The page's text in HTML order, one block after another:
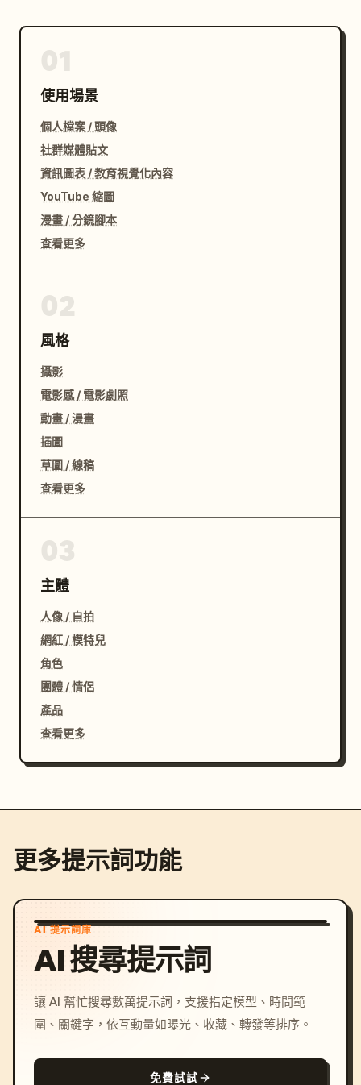
使用場景
個人檔案 / 頭像
社群媒體貼文
資訊圖表 / 教育視覺化內容
YouTube 縮圖
漫畫 / 分鏡腳本
查看更多
風格
攝影
電影感 / 電影劇照
動畫 / 漫畫
插圖
草圖 / 線稿
查看更多
主體
人像 / 自拍
網紅 / 模特兒
角色
團體 / 情侶
產品
查看更多
更多提示詞功能
AI 提示詞庫
AI 搜尋提示詞
讓 AI 幫忙搜尋數萬提示詞，支援指定模型、時間範
圍、關鍵字，依互動量如曝光、收藏、轉發等排序。
免費試試